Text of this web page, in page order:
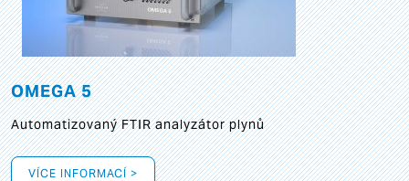
OMEGA 5
Automatizovaný FTIR analyzátor plynů
VÍCE INFORMACÍ >